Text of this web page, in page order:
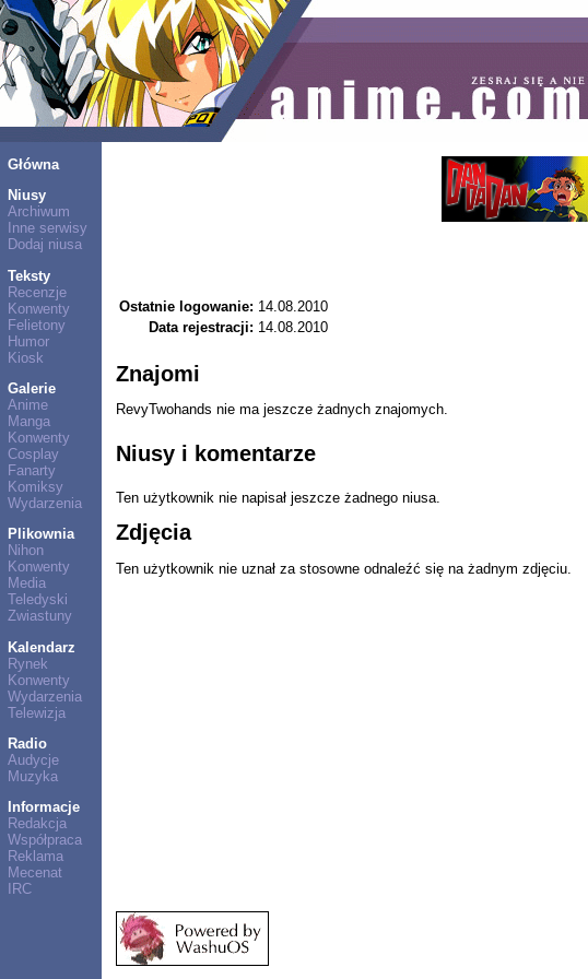
Główna
Niusy
Archiwum
Inne serwisy
Dodaj niusa
Teksty
Recenzje
Konwenty
Felietony
Humor
Kiosk
Galerie
Anime
Manga
Konwenty
Cosplay
Fanarty
Komiksy
Wydarzenia
Plikownia
Nihon
Konwenty
Media
Teledyski
Zwiastuny
Kalendarz
Rynek
Konwenty
Wydarzenia
Telewizja
Radio
Audycje
Muzyka
Informacje
Redakcja
Współpraca
Reklama
Mecenat
IRC
Ostatnie logowanie: 14.08.2010
Data rejestracji: 14.08.2010
Znajomi
RevyTwohands nie ma jeszcze żadnych znajomych.
Niusy i komentarze
Ten użytkownik nie napisał jeszcze żadnego niusa.
Zdjęcia
Ten użytkownik nie uznał za stosowne odnaleźć się na żadnym zdjęciu.